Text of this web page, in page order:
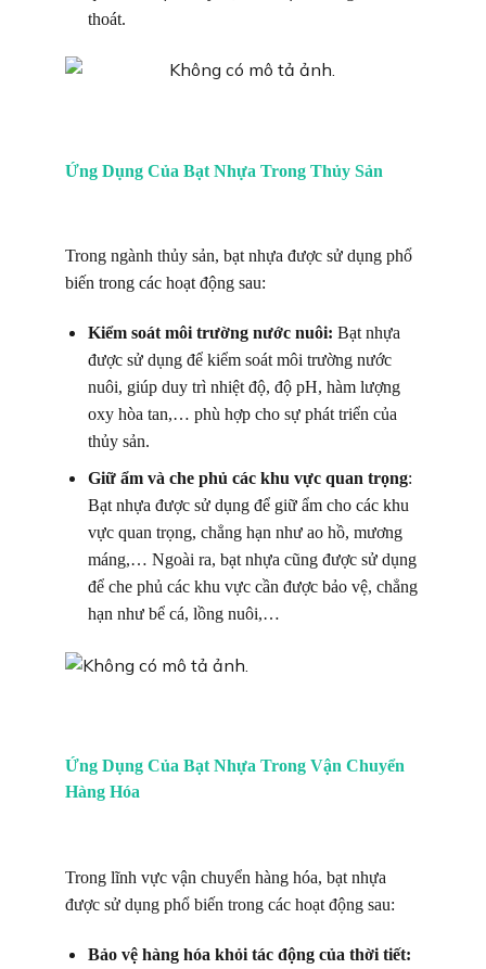
thoát.
Ứng Dụng Của Bạt Nhựa Trong Thủy Sản
Trong ngành thủy sản, bạt nhựa được sử dụng phổ
biến trong các hoạt động sau:
Kiểm soát môi trường nước nuôi: Bạt nhựa
được sử dụng để kiểm soát môi trường nước
nuôi, giúp duy trì nhiệt độ, độ pH, hàm lượng
oxy hòa tan,… phù hợp cho sự phát triển của
thủy sản.
Giữ ẩm và che phủ các khu vực quan trọng:
Bạt nhựa được sử dụng để giữ ẩm cho các khu
vực quan trọng, chẳng hạn như ao hồ, mương
máng,… Ngoài ra, bạt nhựa cũng được sử dụng
để che phủ các khu vực cần được bảo vệ, chẳng
hạn như bể cá, lồng nuôi,…
Ứng Dụng Của Bạt Nhựa Trong Vận Chuyển
Hàng Hóa
Trong lĩnh vực vận chuyển hàng hóa, bạt nhựa
được sử dụng phổ biến trong các hoạt động sau:
Bảo vệ hàng hóa khỏi tác động của thời tiết: